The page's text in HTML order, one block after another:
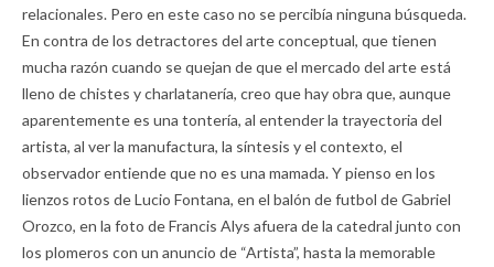
relacionales. Pero en este caso no se percibía ninguna búsqueda.
En contra de los detractores del arte conceptual, que tienen
mucha razón cuando se quejan de que el mercado del arte está
lleno de chistes y charlatanería, creo que hay obra que, aunque
aparentemente es una tontería, al entender la trayectoria del
artista, al ver la manufactura, la síntesis y el contexto, el
observador entiende que no es una mamada. Y pienso en los
lienzos rotos de Lucio Fontana, en el balón de futbol de Gabriel
Orozco, en la foto de Francis Alys afuera de la catedral junto con
los plomeros con un anuncio de “Artista”, hasta la memorable